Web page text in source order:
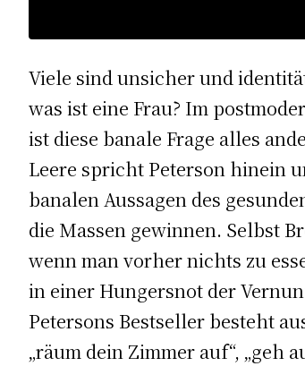
Viele sind unsicher und
was ist eine Frau? Im
ist diese banale Frage alles
Leere spricht Peterson hinein
banalen Aussagen des
die Massen gewinnen. Selbst
wenn man vorher nichts zu
in einer Hungersnot der
Petersons Bestseller besteht
„räum dein Zimmer auf“, „geh